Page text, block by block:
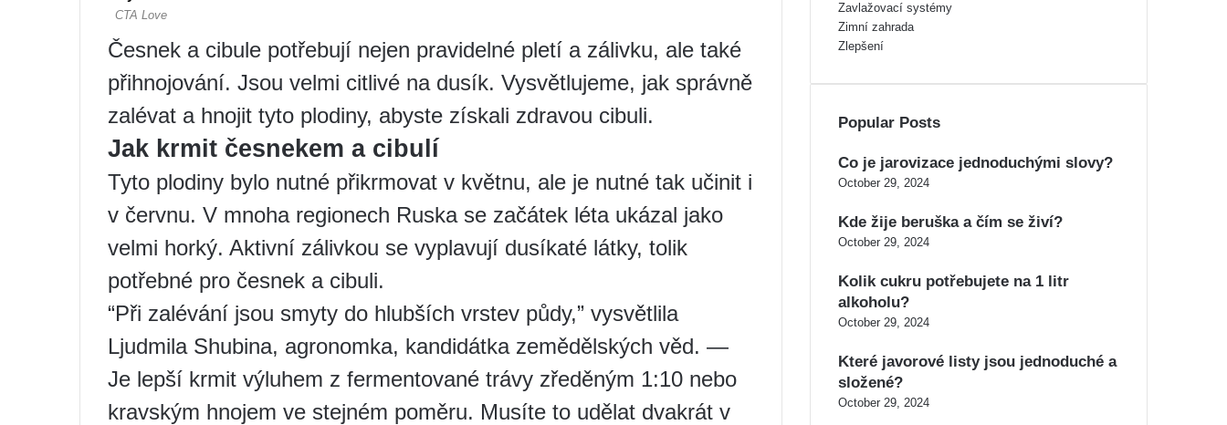
Česnek a cibule potřebují nejen pravidelné pletí a zálivku, ale také
přihnojování. Jsou velmi citlivé na dusík. Vysvětlujeme, jak správně
zalévat a hnojit tyto plodiny, abyste získali zdravou cibuli.
Jak krmit česnekem a cibulí
Tyto plodiny bylo nutné přikrmovat v květnu, ale je nutné tak učinit i
v červnu. V mnoha regionech Ruska se začátek léta ukázal jako
velmi horký. Aktivní zálivkou se vyplavují dusíkaté látky, tolik
potřebné pro česnek a cibuli.
“Při zalévání jsou smyty do hlubších vrstev půdy,” vysvětlila
Ljudmila Shubina, agronomka, kandidátka zemědělských věd. —
Je lepší krmit výluhem z fermentované trávy zředěným 1:10 nebo
kravským hnojem ve stejném poměru. Musíte to udělat dvakrát v
Zavlažovací systémy
Zimní zahrada
Zlepšení
Popular Posts
Co je jarovizace jednoduchými slovy?
October 29, 2024
Kde žije beruška a čím se živí?
October 29, 2024
Kolik cukru potřebujete na 1 litr
alkoholu?
October 29, 2024
Které javorové listy jsou jednoduché a
složené?
October 29, 2024